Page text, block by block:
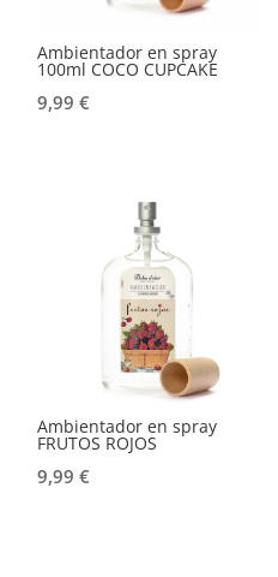
Ambientador en spray
100ml COCO CUPCAKE
9,99€
Ambientador en spray
FRUTOS ROJOS
9,99€